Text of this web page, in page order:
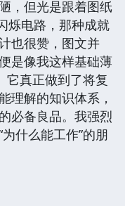
，但光是跟着图纸
烁电路，那种成就
也很赞，图文并
是像我这样基础薄
它真正做到了将复
理解的知识体系，
必备良品。我强烈
什么能工作”的朋